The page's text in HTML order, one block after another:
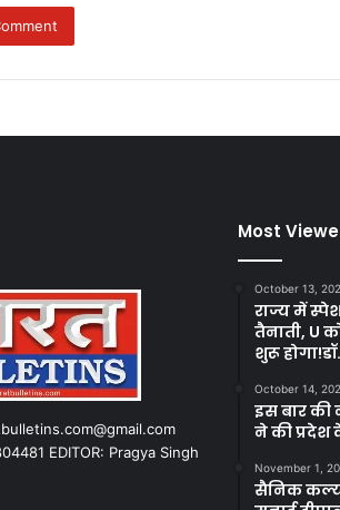
EDITOR: Pragya Singh
Most
October 13,
राज्य में
तैनाती, U
शुरू
October 14,
इस बार की
ने की
November 1,
सैनिक